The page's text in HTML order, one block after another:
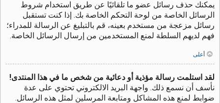
يمكنك حذف رسائل عضو ما تلقائيًا عن طريق استخدام شروط
الرسائل الخاصة من لوحة التحكم الخاصة بك. إذا كنت تستقبل
رسائل مزعجة من مستخدم بعينه، قم بالتبليغ عن الرسالة للمدراء؛
فهم لديهم السلطة لمنع المستخدمين من إرسال الرسائل الخاصة.
أعلى
لقد استلمت رسالة مؤذية أو دعائية من شخص ما في هذا المنتدى!
نأسف أن نسمع ذلك. واجهة البريد الالكتروني تحتوي على عدة
ضوابط لمنع هذه المشاكل ومتابعة المرسلين لمثل هذه الرسائل.